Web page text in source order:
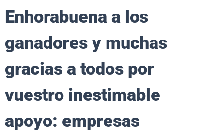
Enhorabuena a los
ganadores y muchas
gracias a todos por
vuestro inestimable
apoyo: empresas